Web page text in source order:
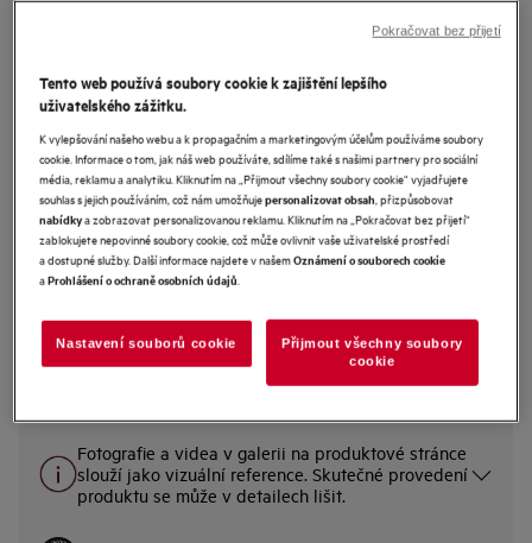
FSK93718P
Vestavná myčka nádobí 8000
SprayZone
4.8 (75)
Informační list výrobku
Benefity
Technologie AirDry zajistí přirozené sušení nádobí.
Systém SatelliteClean® nabízí až třikrát lepší pokrytí. K účinnému umytí.
Vnitřní osvětlení vám usnadní přehled i manipulaci s nádobím.
EU 2023/988 jsou uvedeny v kapitole 1 a 2 uživatelské příručky.
Fotografie a videa v galerii na produktové stránce
slouží jako vizuální reference. Skutečné provedení
produktu se může v detailech lišit.
Tento web používá soubory cookie k zajištění lepšího
uživatelského zážitku.
K vylepšování našeho webu a k propagačním a marketingovým účelům používáme soubory
cookie. Informace o tom, jak náš web používáte, sdílíme také s našimi partnery pro sociální
média, reklamu a analytiku. Kliknutím na „Přijmout všechny soubory cookie“ vyjadřujete
souhlas s jejich používáním, což nám umožňujepersonalizovat obsah, přizpůsobovat
nabídkya zobrazovat personalizovanou reklamu. Kliknutím na „Pokračovat bez přijetí“
zablokujete nepovinné soubory cookie, což může ovlivnit vaše uživatelské prostředí
a dostupné služby. Další informace najdete v našemOznámení o souborech cookie
aProhlášení o ochraně osobních údajů.
Nastavení souborů cookie
Přijmout všechny soubory
cookie
Pokračovat bez přijetí